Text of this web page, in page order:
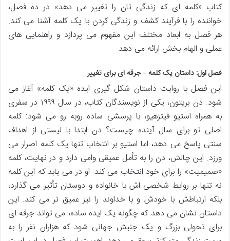
کتاب «کلمه ای که زندگی تان را تغییر می دهد» در ده فصل،
خواننده را با فرآیند کشف و زندگی کردن با یک کلمه آشنا می کند.
هر فصل به ابعاد مختلف این مفهوم می پردازد و راهنمایی های
عملی و الهام بخش ارائه می دهد.
فصل اول: داستان یک کلمه – جرقه ای برای تغییر
این فصل با روایت داستان شکل گیری ایده «یک کلمه» آغاز می
شود. دن بریتون، یکی از نویسندگان کتاب، در سال ۱۹۹۹ در سفری
به همراه استیو فیتزهیو، با پرسشی ساده روبه رو می شود: کلمه
اصلی تو برای سال آینده چیست؟ دن ابتدا با لیستی از اهداف
سنتی پاسخ می دهد، اما استیو بر انتخاب تنها یک کلمه اصرار می
ورزد. این چالش، دن را به تأمل عمیقی وامی دارد و در نهایت، کلمه
«صمیمیت» را برای خود انتخاب می کند. او در می یابد که این کلمه
نه تنها بر روابط شخصی اش با خانواده و دوستان تأثیر می گذارد،
بلکه ارتباطش با خودش و با خداوند را نیز عمیق تر می کند. این
داستان نشان می دهد که چگونه یک ایده ساده، می تواند جرقه ای
برای تحولی بزرگ و یک جنبش جهانی شود که هزاران نفر را به